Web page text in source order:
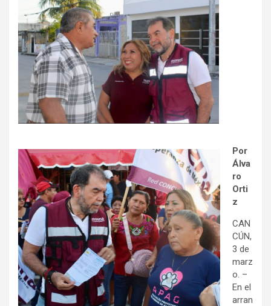
Por
Álva
ro
Orti
z
CAN
CÚN,
3 de
marz
o. –
En el
arran